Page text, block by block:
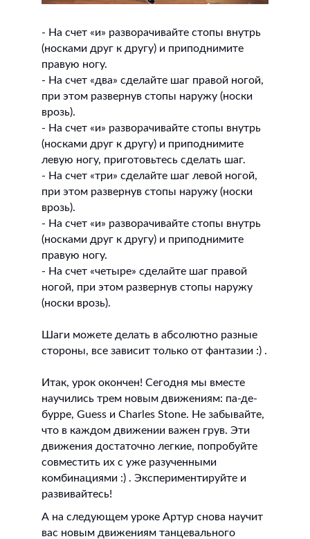
- На счет «и» разворачивайте стопы внутрь
(носками друг к другу) и приподнимите
правую ногу.
- На счет «два» сделайте шаг правой ногой,
при этом развернув стопы наружу (носки
врозь).
- На счет «и» разворачивайте стопы внутрь
(носками друг к другу) и приподнимите
левую ногу, приготовьтесь сделать шаг.
- На счет «три» сделайте шаг левой ногой,
при этом развернув стопы наружу (носки
врозь).
- На счет «и» разворачивайте стопы внутрь
(носками друг к другу) и приподнимите
правую ногу.
- На счет «четыре» сделайте шаг правой
ногой, при этом развернув стопы наружу
(носки врозь).
Шаги можете делать в абсолютно разные
стороны, все зависит только от фантазии :) .
Итак, урок окончен! Сегодня мы вместе
научились трем новым движениям: па-де-
бурре, Guess и Charles Stone. Не забывайте,
что в каждом движении важен грув. Эти
движения достаточно легкие, попробуйте
совместить их с уже разученными
комбинациями :) . Экспериментируйте и
развивайтесь!
А на следующем уроке Артур снова научит
вас новым движениям танцевального